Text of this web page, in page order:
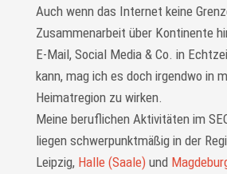
Auch wenn das Internet keine
Zusammenarbeit über Kontinente
E-Mail, Social Media & Co. in
kann, mag ich es doch irgendwo in
Heimatregion zu wirken.
Meine beruflichen Aktivitäten im
liegen schwer­punkt­mäßig in der
Leipzig, Halle (Saale)und